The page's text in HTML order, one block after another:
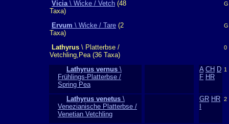
Vicia\ Wicke / Vetch (48
Taxa)
G
Ervum \ Wicke / Tare (2
Taxa)
G
Lathyrus \ Platterbse /
Vetchling,Pea (36 Taxa)
0
Lathyrus vernus \
Frühlings-Platterbse /
Spring Pea
A CH D
F HR
1
Lathyrus venetus \
Venezianische Platterbse /
Venetian Vetchling
GR HR 2